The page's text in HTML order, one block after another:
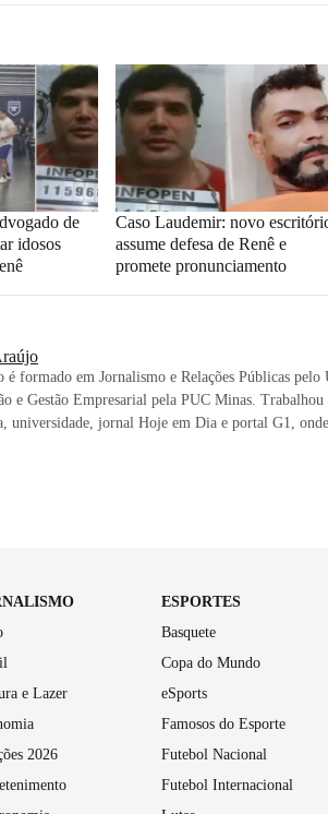
de
idosos
Caso Laudemir: novo
assume defesa de Renê e
promete pronunciamento
é formado em Jornalismo e Relações Públicas pelo
e Gestão Empresarial pela PUC Minas. Trabalhou
universidade, jornal Hoje em Dia e portal G1, onde
e Lazer
2026
ESPORTES
Basquete
Copa do Mundo
eSports
Famosos do Esporte
Futebol Nacional
Futebol Internacional